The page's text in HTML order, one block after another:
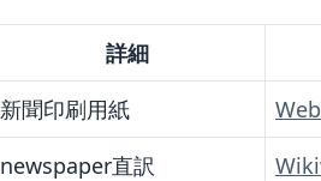
詳細
新聞印刷用紙
newspaper直訳